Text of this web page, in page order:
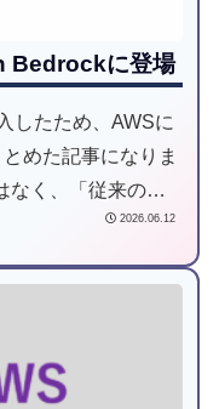
Bedrockに登場
したため、AWSに
めた記事になりま
なく、「従来の
いくのか」にもフォ
2026.06.12